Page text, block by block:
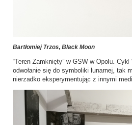
Bartłomiej Trzos, Black Moon
“Teren Zamknięty” w GSW w Opolu.
odwołanie się do symboliki lunarnej, tak
nierzadko eksperymentując z innymi